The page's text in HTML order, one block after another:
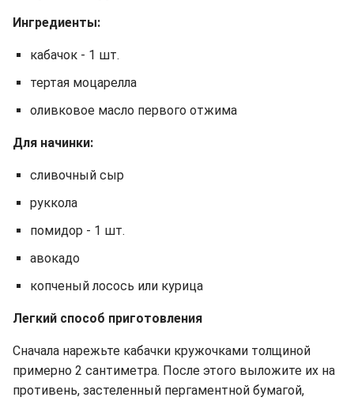
Ингредиенты:
кабачок - 1 шт.
тертая моцарелла
оливковое масло первого отжима
Для начинки:
сливочный сыр
руккола
помидор - 1 шт.
авокадо
копченый лосось или курица
Легкий способ приготовления
Сначала нарежьте кабачки кружочками толщиной
примерно 2 сантиметра. После этого выложите их на
противень, застеленный пергаментной бумагой,